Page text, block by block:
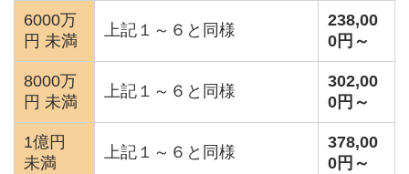
6000万
円 未満
上記１～６と同様
238,00
0円～
8000万
円 未満
上記１～６と同様
302,00
0円～
1億円
未満
上記１～６と同様
378,00
0円～